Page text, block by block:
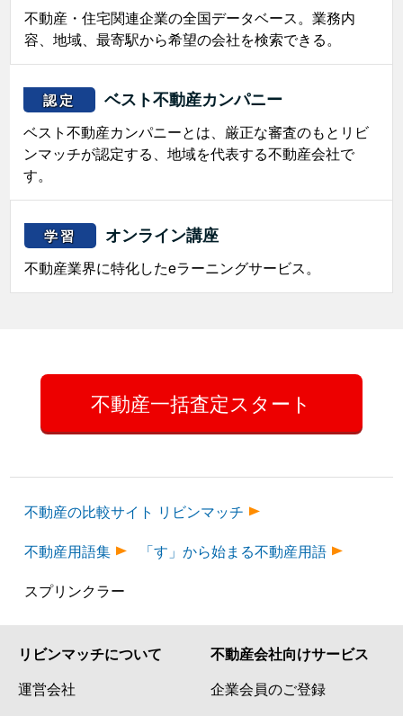
不動産・住宅関連企業の全国データベース。業務内
容、地域、最寄駅から希望の会社を検索できる。
認定 ベスト不動産カンパニー
ベスト不動産カンパニーとは、厳正な審査のもとリビ
ンマッチが認定する、地域を代表する不動産会社で
す。
学習 オンライン講座
不動産業界に特化したeラーニングサービス。
不動産一括査定スタート
不動産の比較サイト リビンマッチ
不動産用語集
「す」から始まる不動産用語
スプリンクラー
リビンマッチについて
運営会社
不動産会社向けサービス
企業会員のご登録